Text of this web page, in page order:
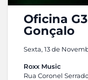
Oficina
Gonçalo
Sexta, 13 de
Roxx Music
Rua Coronel